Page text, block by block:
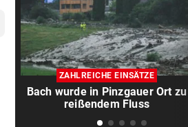
Ungewöhnliche Todesfälle
Rentieren in Norwegen
NACH ZUSAMMENSTOSS vor
D: Dutzende Verletzte bei
Straßenbahnunfall
ZAHLREICHE EINSÄTZE
Bach wurde in Pinzgauer Ort zu
reißendem Fluss